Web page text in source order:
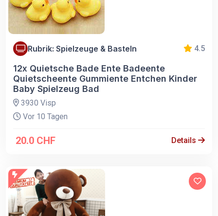
Rubrik: Spielzeuge & Basteln 4.5
12x Quietsche Bade Ente Badeente
Quietscheente Gummiente Entchen Kinder
Baby Spielzeug Bad
3930 Visp
Vor 10 Tagen
20.0 CHF Details